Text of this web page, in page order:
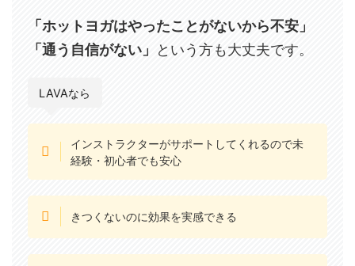
「ホットヨガはやったことがないから不安」
「通う自信がない」
という方も大丈夫です。
LAVAなら
インストラクターがサポートしてくれるので未
経験・初心者でも安心
きつくないのに効果を実感できる